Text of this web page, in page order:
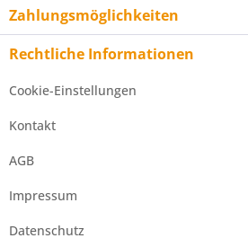
Zahlungsmöglichkeiten
Rechtliche Informationen
Cookie-Einstellungen
Kontakt
AGB
Impressum
Datenschutz